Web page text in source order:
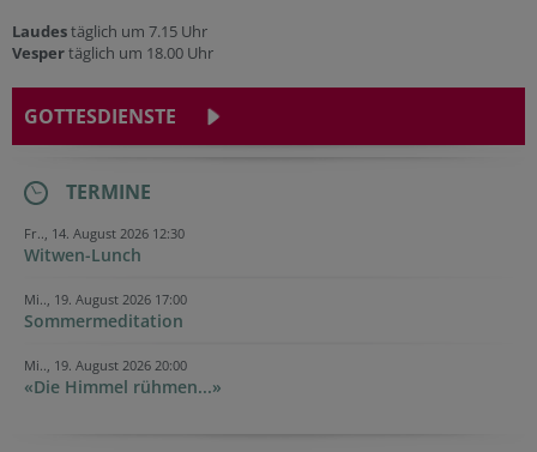
Laudestäglich um 7.15 Uhr
Vespertäglich um 18.00 Uhr
GOTTESDIENSTE
TERMINE
Fr.., 14. August 2026 12:30
Witwen-Lunch
Mi.., 19. August 2026 17:00
Sommermeditation
Mi.., 19. August 2026 20:00
«Die Himmel rühmen...»